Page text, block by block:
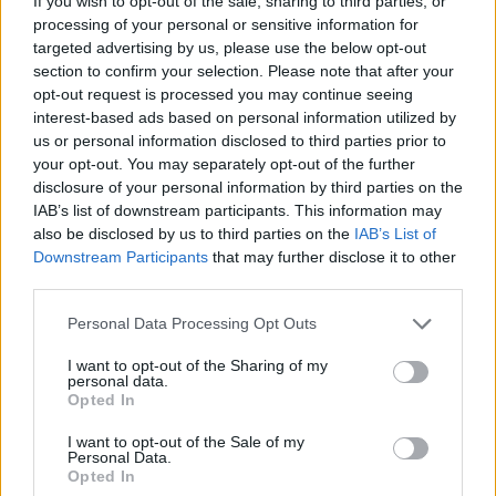
processing of your personal or sensitive information for
targeted advertising by us, please use the below opt-out
section to confirm your selection. Please note that after your
opt-out request is processed you may continue seeing
interest-based ads based on personal information utilized by
us or personal information disclosed to third parties prior to
your opt-out. You may separately opt-out of the further
disclosure of your personal information by third parties on the
IAB’s list of downstream participants. This information may
also be disclosed by us to third parties on the IAB’s List of
Downstream Participants that may further disclose it to other
Personal Data Processing Opt Outs
I want to opt-out of the Sharing of my
personal data.
Opted In
I want to opt-out of the Sale of my
Personal Data.
Opted In
dwie. Moje pytanie brzmi jakie jest ryzyko ciąży
w tym przypadku biorąc pod uwagę ten
stosunek z czwartku.
gość
Histeroskopia
Mam planowany zabieg histeroskopii od kilku
miesięcy. Ze względu na problemy hormonalne
mam nieregularne miesiaczki. Tak się składa, że
mam zabieg a pojawiła mi się miesiączka. Czy
podczas lekkich plamień na początku cyklu
Forum: Ginekologia - forum dla rodziny i
pacjentki
Tematy miesiączka ginekologia
Reklama: